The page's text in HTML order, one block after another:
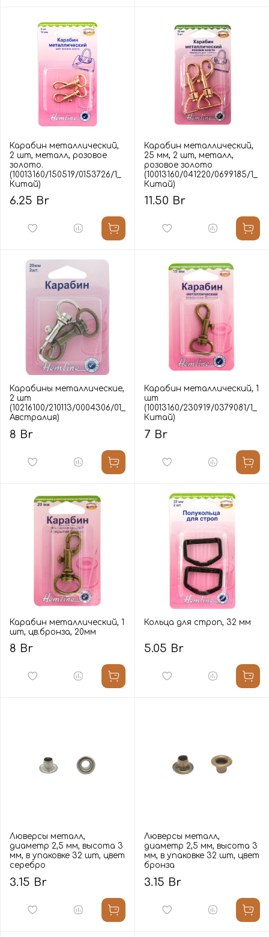
Карабин металлический,
2 шт, металл, розовое
золото.
(10013160/150519/0153726/1_
Китай)
6.25 Br
Карабин металлический,
25 мм, 2 шт, металл,
розовое золото
(10013160/041220/0699185/1_
Китай)
11.50 Br
Карабины металлические,
2 шт
(10216100/210113/0004306/01_
Австралия)
8 Br
Карабин металлический, 1
шт
(10013160/230919/0379081/1_
Китай)
7 Br
Карабин металлический, 1
шт, цв.бронза, 20мм
8 Br
Кольца для строп, 32 мм
5.05 Br
Люверсы металл,
диаметр 2,5 мм, высота 3
мм, в упаковке 32 шт, цвет
серебро
3.15 Br
Люверсы металл,
диаметр 2,5 мм, высота 3
мм, в упаковке 32 шт, цвет
бронза
3.15 Br